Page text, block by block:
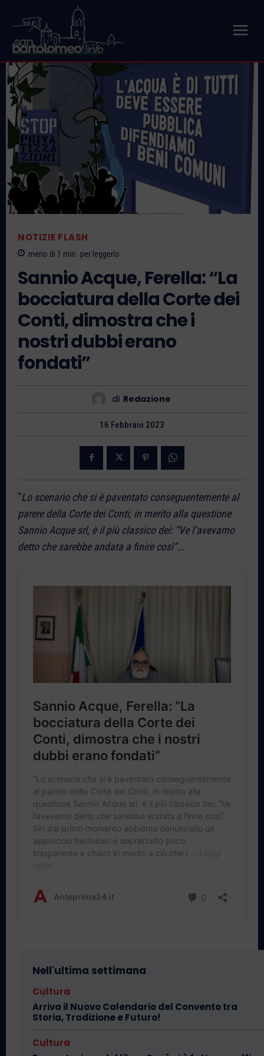
NOTIZIE FLASH
meno di 1 min. per leggerlo
Sannio Acque, Ferella: “La
bocciatura della Corte dei
Conti, dimostra che i
nostri dubbi erano
fondati”
di Redazione
16 Febbraio 2023
“Lo scenario che si è paventato conseguentemente al
parere della Corte dei Conti, in merito alla questione
Sannio Acque srl, è il più classico dei: “Ve l’avevamo
detto che sarebbe andata a finire così”...
Nell'ultima settimana
Cultura
Arriva il Nuovo Calendario del Convento tra
Storia, Tradizione e Futuro!
Cultura